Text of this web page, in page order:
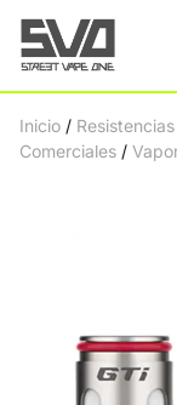
Inicio /
Comerciales /